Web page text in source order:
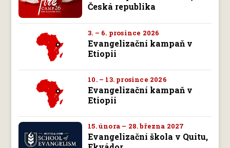
Česká republika
3. – 6. prosince 2026
Evangelizační kampaň v
Etiopii
10. – 13. prosince 2026
Evangelizační kampaň v
Etiopii
15. února – 28. března 2027
Evangelizační škola v Quitu,